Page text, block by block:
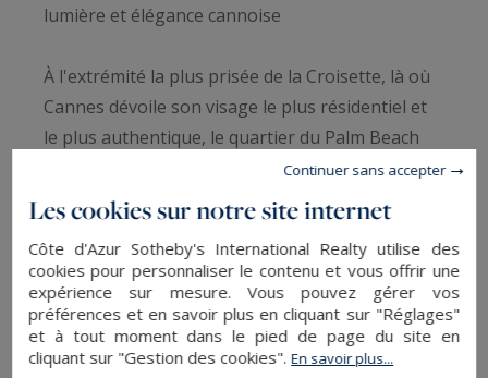
lumière et élégance cannoise
À l'extrémité la plus prisée de la Croisette, là où
Cannes dévoile son visage le plus résidentiel et
le plus authentique, le quartier du Palm Beach
cultive un art de vivre particulièrement
recherché. Entre les plages de sable fin, les
Port Canto et les promenades face à la
Méditerranée, tout invite ici à profiter
pleinement de la douceur de vivre de la Riviera.
Les cookies sur notre site internet
Côte d'Azur Sotheby's International Realty utilise des
cookies pour personnaliser le contenu et vous offrir une
expérience sur mesure. Vous pouvez gérer vos
préférences et en savoir plus en cliquant sur "Réglages"
et à tout moment dans le pied de page du site en
cliquant sur "Gestion des cookies".En savoir plus...
Continuer sans accepter